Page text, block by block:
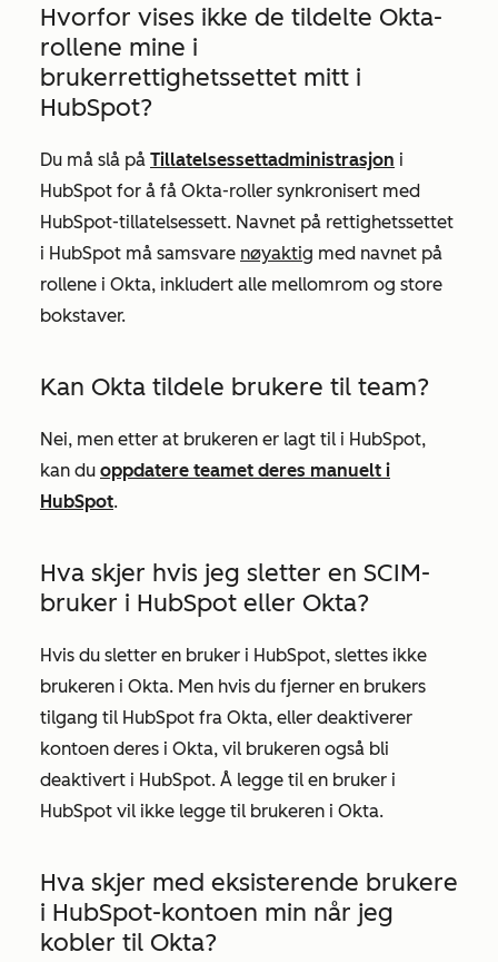
Hvorfor vises ikke de tildelte Okta-
rollene mine i
brukerrettighetssettet mitt i
HubSpot?
Du må slå på Tillatelsessettadministrasjon i
HubSpot for å få Okta-roller synkronisert med
HubSpot-tillatelsessett. Navnet på rettighetssettet
i HubSpot må samsvare nøyaktig med navnet på
rollene i Okta, inkludert alle mellomrom og store
bokstaver.
Kan Okta tildele brukere til team?
Nei, men etter at brukeren er lagt til i HubSpot,
kan du oppdatere teamet deres manuelt i
HubSpot.
Hva skjer hvis jeg sletter en SCIM-
bruker i HubSpot eller Okta?
Hvis du sletter en bruker i HubSpot, slettes ikke
brukeren i Okta. Men hvis du fjerner en brukers
tilgang til HubSpot fra Okta, eller deaktiverer
kontoen deres i Okta, vil brukeren også bli
deaktivert i HubSpot. Å legge til en bruker i
HubSpot vil ikke legge til brukeren i Okta.
Hva skjer med eksisterende brukere
i HubSpot-kontoen min når jeg
kobler til Okta?